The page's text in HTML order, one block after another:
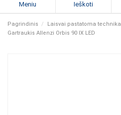
Meniu Ieškoti
Pagrindinis Laisvai pastatoma technika
Gartraukis Allenzi Orbis 90 IX LED